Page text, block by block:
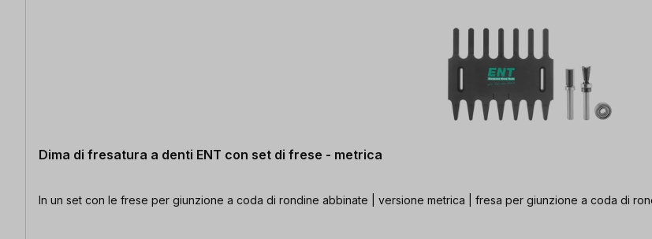
Dima di fresatura a denti ENT con set di frese - metrica
In un set con le frese per giunzione a coda di rondine abbinate | versione metrica | fresa per giunzione a coda di